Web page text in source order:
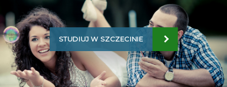
STUDIUJ W SZCZECINIE